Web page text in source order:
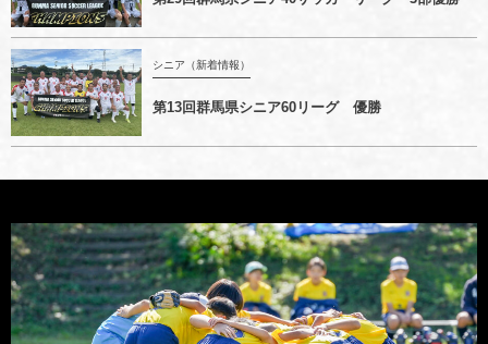
シニア（新着情報）
第13回群馬県シニア60リーグ 優勝